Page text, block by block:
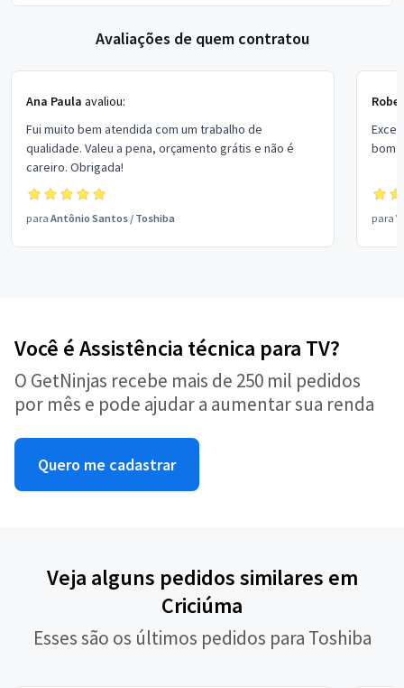
Avaliações de quem contratou
Ana Paula avaliou:
Fui muito bem atendida com um trabalho de
qualidade. Valeu a pena, orçamento grátis e não é
careiro. Obrigada!
para Antônio Santos / Toshiba
bom
para
Você é Assistência técnica para TV?
O GetNinjas recebe mais de 250 mil pedidos
por mês e pode ajudar a aumentar sua renda
Quero me cadastrar
Veja alguns pedidos similares em
Criciúma
Esses são os últimos pedidos para Toshiba